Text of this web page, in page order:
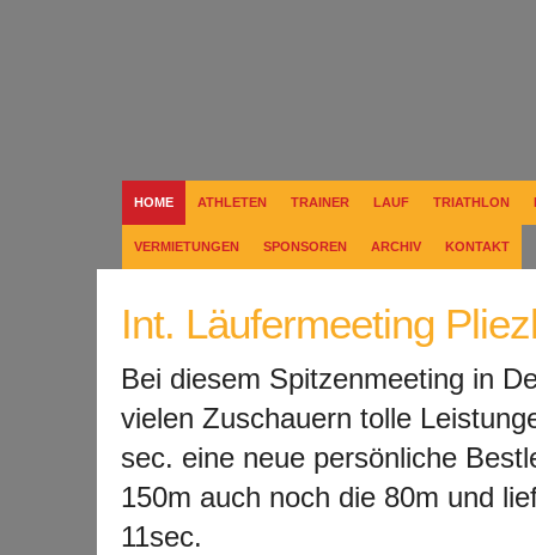
HOME ATHLETEN TRAINER LAUF TRIATHLON
VERMIETUNGEN SPONSOREN ARCHIV KONTAKT
Int. Läufermeeting
Bei diesem Spitzenmeeting in
vielen Zuschauern tolle
sec. eine neue persönliche
150m auch noch die 80m und
11sec.